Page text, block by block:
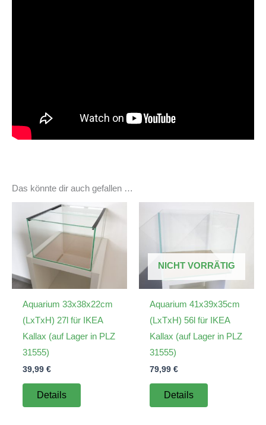
Das könnte dir auch gefallen …
Aquarium 33x38x22cm
(LxTxH) 27l für IKEA
Kallax (auf Lager in PLZ
31555)
39,99 €
Details
NICHT VORRÄTIG
Aquarium 41x39x35cm
(LxTxH) 56l für IKEA
Kallax (auf Lager in PLZ
31555)
79,99 €
Details